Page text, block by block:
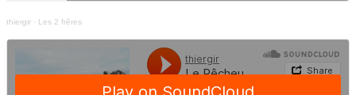
thiergir · Les 2 frêres